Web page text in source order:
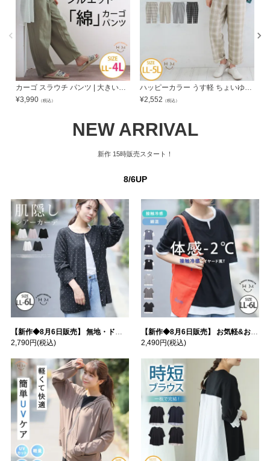
¥3,990 （税込）
¥2,552 （税込）
NEW ARRIVAL
新作 15時販売スタート！
8/6UP
【新作◆8月6日販売】 無地・ドット柄から選べる 忍ばせ 活躍 シアー カーデ | 大きいサイズの通販ならハッピーマリリン
2,790円(税込)
【新作◆8月6日販売】 お気軽&お手軽 選べるデザイン 接触冷感 レイヤード風 コットン トップス | 大きいサイズの通販ならハッピーマリリン
2,490円(税込)